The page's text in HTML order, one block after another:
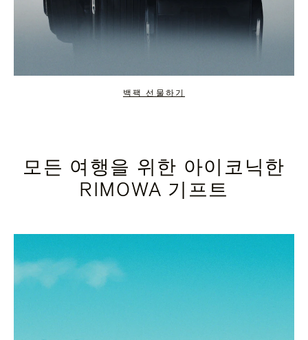
백팩 선물하기
모든 여행을 위한 아이코닉한
RIMOWA 기프트